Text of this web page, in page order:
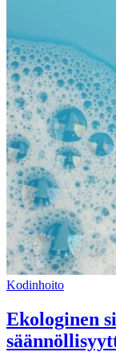
Kodinhoito
Ekologinen